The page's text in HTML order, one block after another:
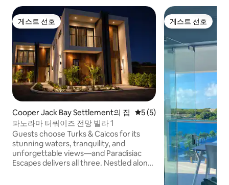
게스트 선호
게스트 선호
Cooper Jack Bay Settlement의 집 평점 5점(5점 만점), 후기 5
5 (5)
파노라마 터쿼이즈 전망 빌라 1
Guests choose Turks & Caicos for its
stunning waters, tranquility, and
unforgettable views—and Paradisiac
Escapes delivers all three. Nestled along
게스트 선호
게스트 선호